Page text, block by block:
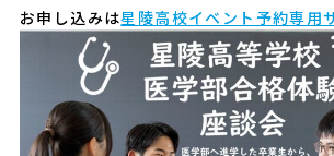
お申し込みは星陵高校イベント予約専用